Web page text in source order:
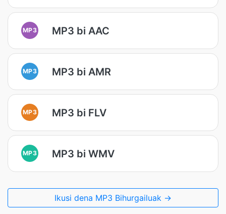
MP3 MP3 bi AAC
MP3 MP3 bi AMR
MP3 MP3 bi FLV
MP3 MP3 bi WMV
Ikusi dena MP3 Bihurgailuak →